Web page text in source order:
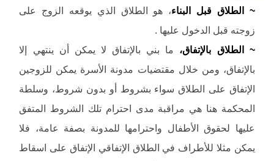
~ الطلاق قبل البناء، هو الطلاق الذي يوقعه الزوج على
زوجته قبل الدخول عليها .
~ الطلاق بالإتفاق، ما بني بالإتفاق لا يمكن أن ينتهي إلا
بالإتفاق، ومن خلال مقتضيات مدونة الأسرة يمكن للزوجين
الإتفاق على الطلاق سواء بشروط أو بدون شروط، وسلطة
المحكمة هنا هي مراقبة مدى احترام تلك الشروط المتفق
عليها لحقوق الأطفال واحترامها للمدونة بصفة عامة، فلا
يمكن مثلا للأطراف في الطلاق الإتفاقي الإتفاق على اسقاط